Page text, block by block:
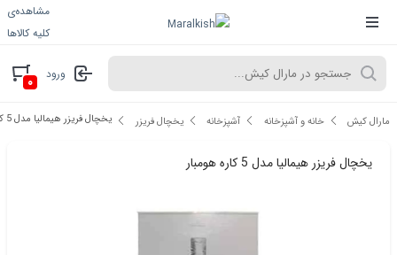
مشاهده‌ی
کلیه کالاها
ورود ۰
مارال کیش خانه و آشپزخانه آشپزخانه یخچال فریزر یخچال فریزر هیمالیا مدل 5 کاره هومبار
یخچال فریزر هیمالیا مدل 5 کاره هومبار